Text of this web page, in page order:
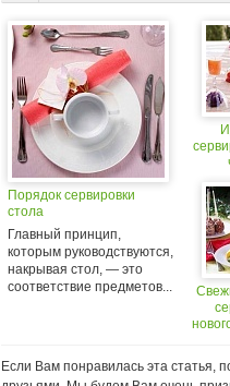
Порядок сервировки
стола
Главный принцип,
которым руководствуются,
накрывая стол, — это
соответствие предметов...
Если Вам понравилась эта статья,